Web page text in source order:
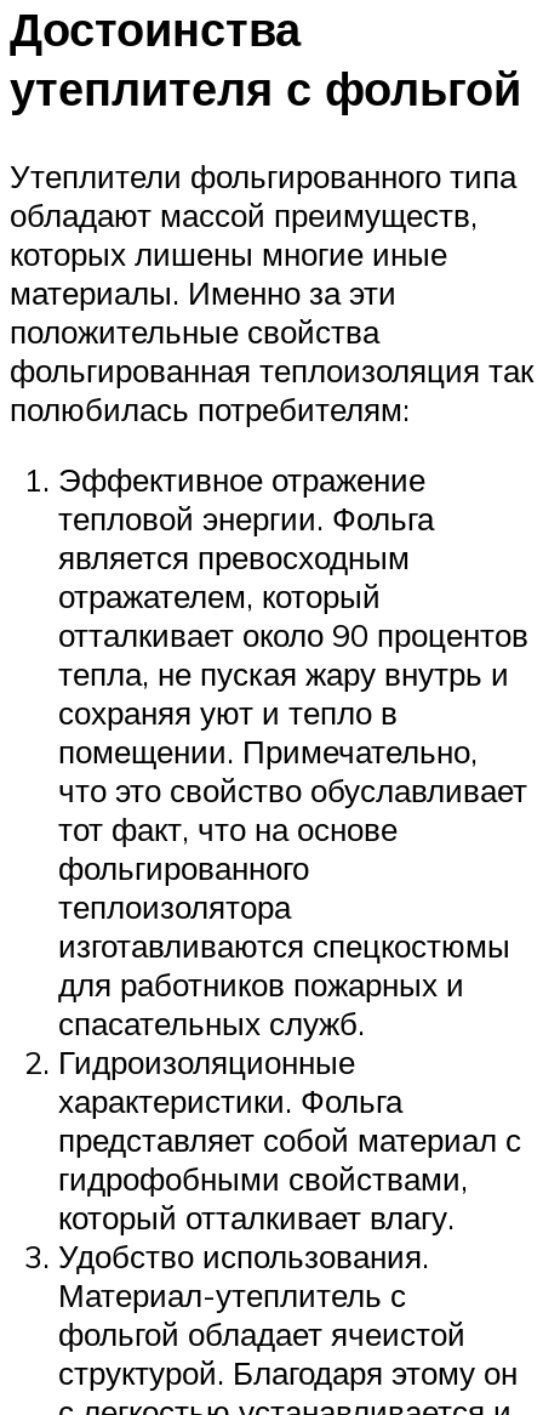
Достоинства
утеплителя с фольгой
Утеплители фольгированного типа
обладают массой преимуществ,
которых лишены многие иные
материалы. Именно за эти
положительные свойства
фольгированная теплоизоляция так
полюбилась потребителям:
Эффективное отражение
тепловой энергии. Фольга
является превосходным
отражателем, который
отталкивает около 90 процентов
тепла, не пуская жару внутрь и
сохраняя уют и тепло в
помещении. Примечательно,
что это свойство обуславливает
тот факт, что на основе
фольгированного
теплоизолятора
изготавливаются спецкостюмы
для работников пожарных и
спасательных служб.
Гидроизоляционные
характеристики. Фольга
представляет собой материал с
гидрофобными свойствами,
который отталкивает влагу.
Удобство использования.
Материал-утеплитель с
фольгой обладает ячеистой
структурой. Благодаря этому он